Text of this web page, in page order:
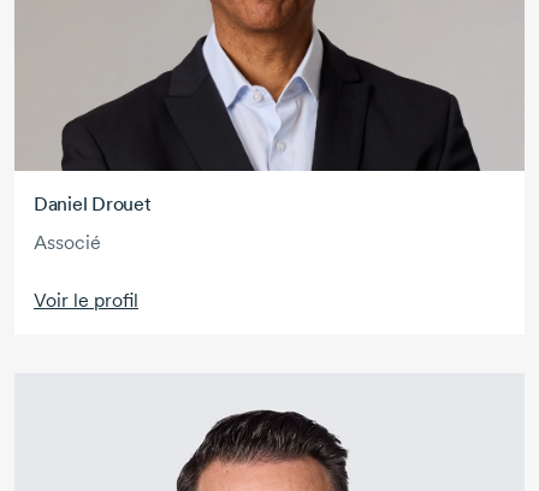
Daniel Drouet
Associé
Voir le profil